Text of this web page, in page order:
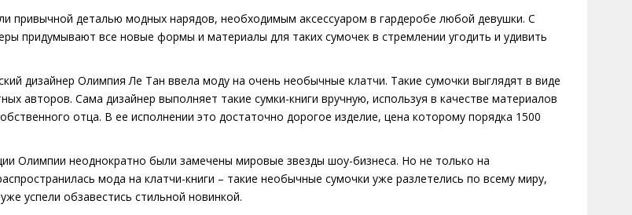
привычной деталью модных нарядов, необходимым аксессуаром в гардеробе любой девушки. С
придумывают все новые формы и материалы для таких сумочек в стремлении угодить и удивить
дизайнер Олимпия Ле Тан ввела моду на очень необычные клатчи. Такие сумочки выглядят в виде
авторов. Сама дизайнер выполняет такие сумки-книги вручную, используя в качестве материалов
отца. В ее исполнении это достаточно дорогое изделие, цена которому порядка 1500
Олимпии неоднократно были замечены мировые звезды шоу-бизнеса. Но не только на
мода на клатчи-книги – такие необычные сумочки уже разлетелись по всему миру,
успели обзавестись стильной новинкой.